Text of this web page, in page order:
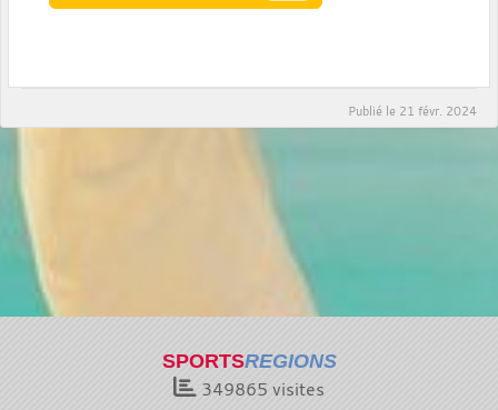
Publié le 21 févr. 2024
SPORTSREGIONS
349865 visites